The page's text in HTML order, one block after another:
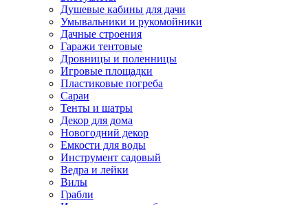
Душевые кабины для дачи
Умывальники и рукомойники
Дачные строения
Гаражи тентовые
Дровницы и поленницы
Игровые площадки
Пластиковые погреба
Сараи
Тенты и шатры
Декор для дома
Новогодний декор
Емкости для воды
Инструмент садовый
Ведра и лейки
Вилы
Грабли